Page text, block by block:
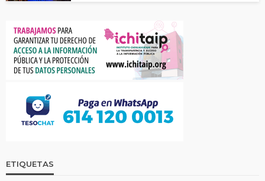
ETIQUETAS